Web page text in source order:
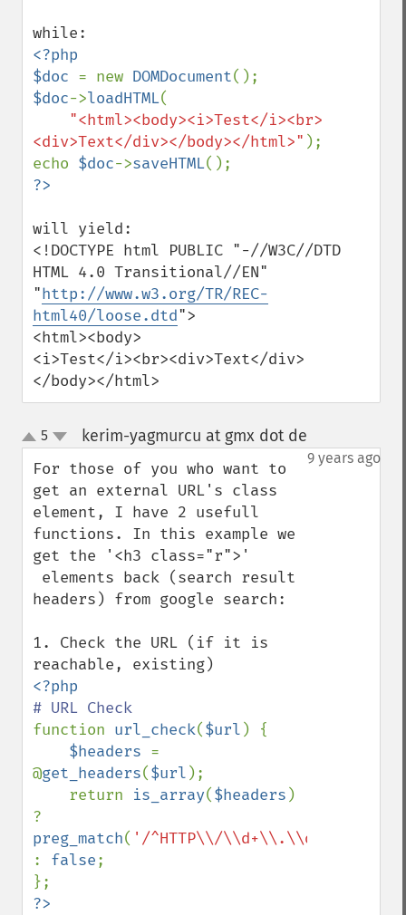
<?php
$doc = new DOMDocument
$doc->loadHTML(
"<html><body><i>Test</i><br>
<div>Text</div></body></html>" );
echo $doc->saveHTML
will yield:
<!DOCTYPE html PUBLIC "-//W3C//DTD
HTML 4.0 Transitional//EN"
"http://www.w3.org/TR/REC-
html40/loose.dtd">
<html><body>
<i>Test</i><br><div>Text</div>
</body></html>
up
down
5 kerim-yagmurcu at gmx dot de
9 years ago
For those of you who want to
get an external URL's class
element, I have 2 usefull
functions. In this example we
get the '<h3 class="r">'
headers) from google search:
1. Check the URL (if it is
function url_check($url ) {
$headers =
@get_headers($url );
    return
is_array($headers )
preg_match( '/^HTTP\\/
: false;